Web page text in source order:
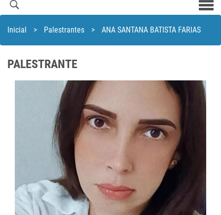
Inicial > Palestrantes > ANA SANTANA BATISTA FARIAS
PALESTRANTE